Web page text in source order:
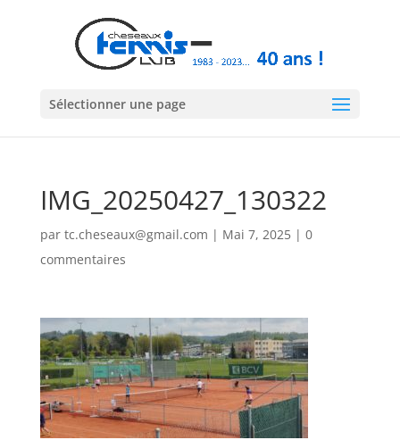
Sélectionner une page
IMG_20250427_130322
par tc.cheseaux@gmail.com | Mai 7, 2025| 0
commentaires